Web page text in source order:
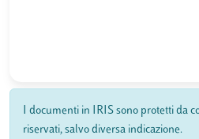
I documenti in IRIS sono protetti da
riservati, salvo diversa indicazione.